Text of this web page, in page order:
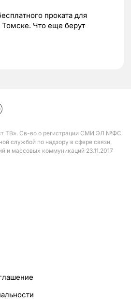
проката для
Что еще берут
ТВ». Св-во о регистрации СМИ ЭЛ №ФС
службой по надзору в сфере связи,
и массовых коммуникаций 23.11.2017